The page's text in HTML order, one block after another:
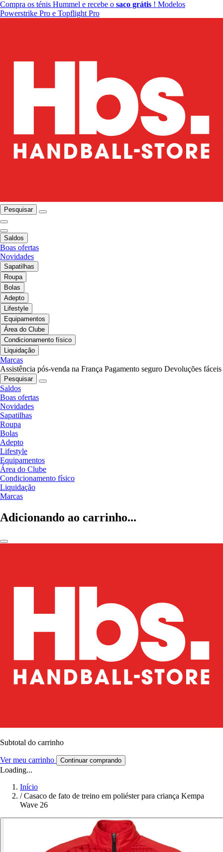
Compra os ténis Hummel e recebe o saco grátis ! Modelos
Powerstrike Pro e Topflight Pro
Pesquisar
Saldos
Boas ofertas
Novidades
Sapatilhas
Roupa
Bolas
Adepto
Lifestyle
Equipamentos
Área do Clube
Condicionamento físico
Liquidação
Marcas
Assistência pós-venda na França Pagamento seguro Devoluções fáceis
Pesquisar
Saldos
Boas ofertas
Novidades
Sapatilhas
Roupa
Bolas
Adepto
Lifestyle
Equipamentos
Área do Clube
Condicionamento físico
Liquidação
Marcas
Adicionando ao carrinho...
Subtotal do carrinho
Ver meu carrinho Continuar comprando
Loading...
Início
/ Casaco de fato de treino em poliéster para criança Kempa
Wave 26